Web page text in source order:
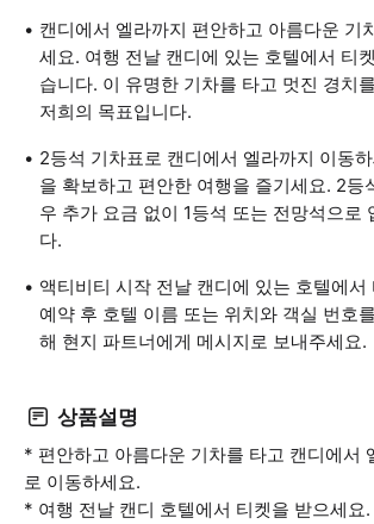
캔디에서 엘라까지 편안하고 아름다운 기
세요. 여행 전날 캔디에 있는 호텔에서 티
습니다. 이 유명한 기차를 타고 멋진 경치
저희의 목표입니다.
2등석 기차표로 캔디에서 엘라까지 이동
을 확보하고 편안한 여행을 즐기세요. 2등
우 추가 요금 없이 1등석 또는 전망석으로
다.
액티비티 시작 전날 캔디에 있는 호텔에서
예약 후 호텔 이름 또는 위치와 객실 번호
해 현지 파트너에게 메시지로 보내주세요.
상품설명
* 편안하고 아름다운 기차를 타고 캔디에서
로 이동하세요.
* 여행 전날 캔디 호텔에서 티켓을 받으세요.